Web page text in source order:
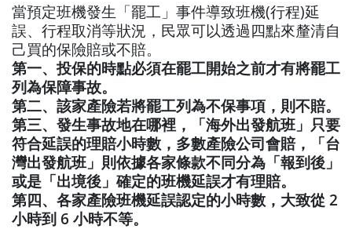
當預定班機發生「罷工」事件導致班機(行程)延
誤、行程取消等狀況，民眾可以透過四點來釐清自
己買的保險賠或不賠。
第一、投保的時點必須在罷工開始之前才有將罷工
列為保障事故。
第二、該家產險若將罷工列為不保事項，則不賠。
第三、發生事故地在哪裡，「海外出發航班」只要
符合延誤的理賠小時數，多數產險公司會賠，「台
灣出發航班」則依據各家條款不同分為「報到後」
或是「出境後」確定的班機延誤才有理賠。
第四、各家產險班機延誤認定的小時數，大致從 2
小時到 6 小時不等。